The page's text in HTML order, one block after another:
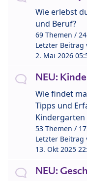
Wie erlebst
und Beruf?
69 Themen /
Letzter Beitrag
2. Mai 2026
NEU:
Wie findet
Tipps und
Kindergarten
53 Themen /
Letzter Beitrag
13. Okt 2025
NEU: